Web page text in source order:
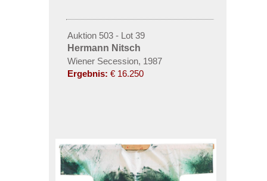
Auktion 503 - Lot 39
Hermann Nitsch
Wiener Secession, 1987
Ergebnis: € 16.250